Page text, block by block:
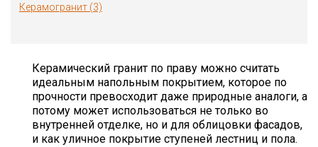
Керамогранит (3)
Керамический гранит по праву можно считать
идеальным напольным покрытием, которое по
прочности превосходит даже природные аналоги, а
потому может использоваться не только во
внутренней отделке, но и для облицовки фасадов,
и как уличное покрытие ступеней лестниц и пола.